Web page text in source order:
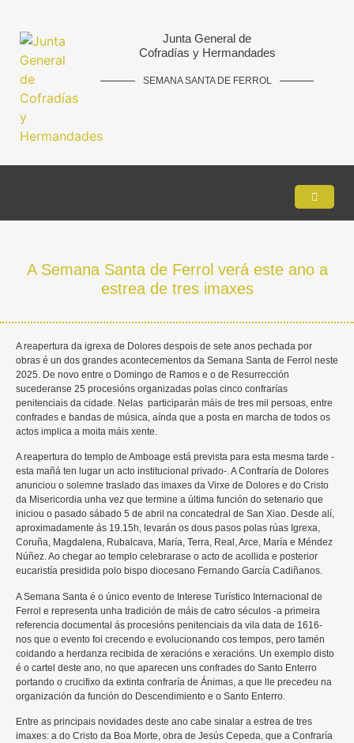
Junta General de
Cofradías y Hermandades
SEMANA SANTA DE FERROL
A Semana Santa de Ferrol verá este ano a
estrea de tres imaxes
A reapertura da igrexa de Dolores despois de sete anos pechada por
obras é un dos grandes acontecementos da Semana Santa de Ferrol neste
2025. De novo entre o Domingo de Ramos e o de Resurrección
sucederanse 25 procesións organizadas polas cinco confrarías
penitenciais da cidade. Nelas participarán máis de tres mil persoas, entre
confrades e bandas de música, aínda que a posta en marcha de todos os
actos implica a moita máis xente.
A reapertura do templo de Amboage está prevista para esta mesma tarde -
esta mañá ten lugar un acto institucional privado-. A Confraría de Dolores
anunciou o solemne traslado das imaxes da Virxe de Dolores e do Cristo
da Misericordia unha vez que termine a última función do setenario que
iniciou o pasado sábado 5 de abril na concatedral de San Xiao. Desde alí,
aproximadamente ás 19.15h, levarán os dous pasos polas rúas Igrexa,
Coruña, Magdalena, Rubalcava, María, Terra, Real, Arce, María e Méndez
Núñez. Ao chegar ao templo celebrarase o acto de acollida e posterior
eucaristía presidida polo bispo diocesano Fernando García Cadiñanos.
A Semana Santa é o único evento de Interese Turístico Internacional de
Ferrol e representa unha tradición de máis de catro séculos -a primeira
referencia documental ás procesións penitenciais da vila data de 1616-
nos que o evento foi crecendo e evolucionando cos tempos, pero tamén
coidando a herdanza recibida de xeracións e xeracións. Un exemplo disto
é o cartel deste ano, no que aparecen uns confrades do Santo Enterro
portando o crucifixo da extinta confraría de Ánimas, a que lle precedeu na
organización da función do Descendimiento e o Santo Enterro.
Entre as principais novidades deste ano cabe sinalar a estrea de tres
imaxes: a do Cristo da Boa Morte, obra de Jesús Cepeda, que a Confraría